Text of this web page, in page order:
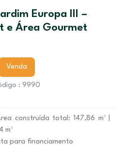
Europa III –
e Área Gourmet
Venda
: 9990
construída total: 147,86 m² |
m²
para financiamento